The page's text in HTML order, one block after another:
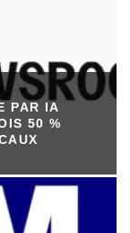
PAR IA
50 %